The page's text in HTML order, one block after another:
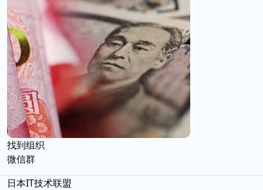
找到组织
微信群
日本IT技术联盟